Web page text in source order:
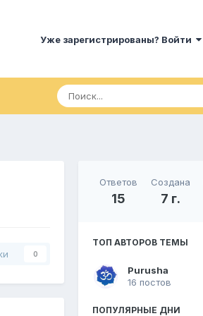
Уже зарегистрированы? Войти
0
Ответов
15
Создана
7 г.
ТОП АВТОРОВ ТЕМЫ
Purusha
16 постов
ПОПУЛЯРНЫЕ ДНИ